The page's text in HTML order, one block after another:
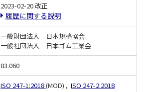
2023-02-20 改正
履歴に関する説明
一般財団法人 日本規格協会
一般社団法人 日本ゴム工業会
83.060
ISO 247-1:2018(MOD) , ISO 247-2:2018